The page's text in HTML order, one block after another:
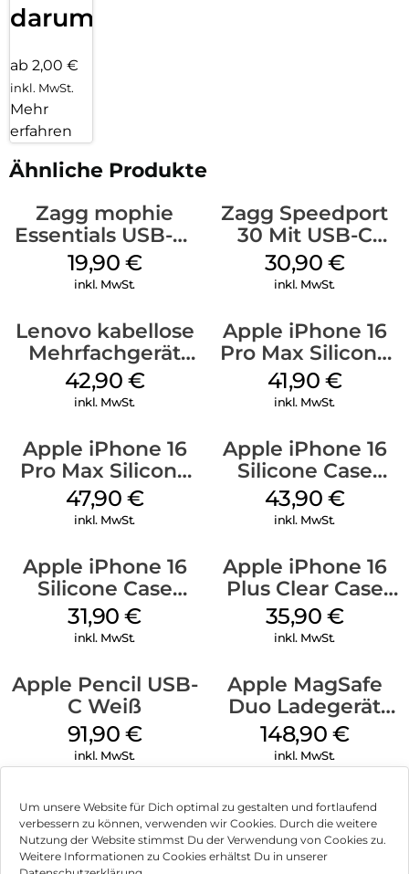
Um unsere Website für Dich optimal zu gestalten und fortlaufend
verbessern zu können, verwenden wir Cookies. Durch die weitere
Nutzung der Website stimmst Du der Verwendung von Cookies zu.
Weitere Informationen zu Cookies erhältst Du in unserer
darum!
ab 2,00 €
inkl. MwSt.
Mehr
erfahren
Ähnliche Produkte
Zagg mophie
Essentials USB-C-
20W Charger PD
Weiß
19,90 €
inkl. MwSt.
Zagg Speedport
30 Mit USB-C
Kabel Weiß
30,90 €
inkl. MwSt.
Lenovo kabellose
Mehrfachgerät
Luna Grey
42,90 €
inkl. MwSt.
Apple iPhone 16
Pro Max Silicone
Case MagSafe
Ultramarine
41,90 €
inkl. MwSt.
Apple iPhone 16
Pro Max Silicone
Case MagSafe
Black
47,90 €
inkl. MwSt.
Apple iPhone 16
Silicone Case
MagSafe Plum
43,90 €
inkl. MwSt.
Apple iPhone 16
Silicone Case
MagSafe Fuchsia
31,90€
inkl. MwSt.
Apple iPhone 16
Plus Clear Case
MagSafe
Transparent
35,90 €
inkl. MwSt.
Apple Pencil USB-
C Weiß
91,90 €
inkl. MwSt.
Apple MagSafe
Duo Ladegerät
Weiß
148,90 €
inkl. MwSt.
Impressum